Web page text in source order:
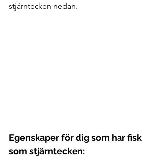
stjärntecken nedan.
Egenskaper för dig som har fisk
som stjärntecken: